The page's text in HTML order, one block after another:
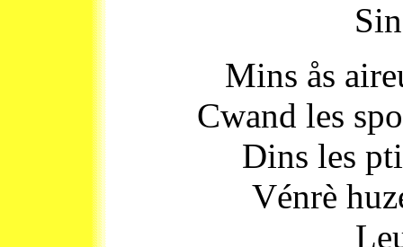
Mins ås
Cwand les
Dins les
Vénrè